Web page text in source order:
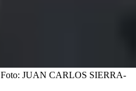
Foto: JUAN CARLOS SIERRA-